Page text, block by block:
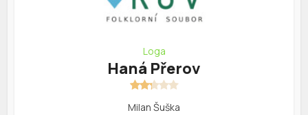
Loga
Haná Přerov
Milan Šuška